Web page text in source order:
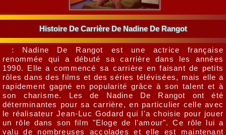
Histoire De Carrière De Nadine De Rangot
: Nadine De Rangot est une actrice française
renommée qui a débuté sa carrière dans les années
1990. Elle a commencé sa carrière en faisant de petits
rôles dans des films et des séries télévisées, mais elle a
rapidement gagné en popularité grâce à son talent et à
son charisme. Les de Nadine De Rangot ont été
déterminantes pour sa carrière, en particulier celle avec
le réalisateur Jean-Luc Godard qui l'a choisie pour jouer
un rôle dans son film "Eloge de l'amour". Ce rôle lui a
valu de nombreuses accolades et elle est maintenant